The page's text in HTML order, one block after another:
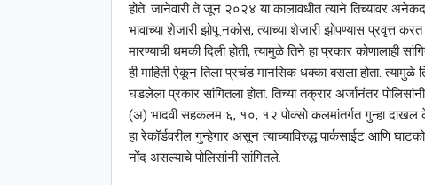
होते. जानेवारी ते जून २०२४ या कालावधीत त्याने तिच्यावर
भावाच्या शेजारी झोपू नकोस, त्याच्या शेजारी झोपण्यास प्रवृत्त
मारण्याची धमकी दिली होती, त्यामुळे तिने हा प्रकार कोणालाही
ही माहिती ऐकून तिला प्रचंड मानसिक धक्का बसला होता. त्यामुळे
घडलेला प्रकार सांगितला होता. तिच्या तक्रार अर्जानंतर
(अ) भादवी सहकलम ६, १०, १२ पोक्सो कलमांतर्गत गुन्हा दाखल
हा रेकॉर्डवरील गुन्हेगार असून त्याच्याविरुद्ध पार्कसाईट आणि
नोंद असल्याचे पोलिसांनी सांगितले.